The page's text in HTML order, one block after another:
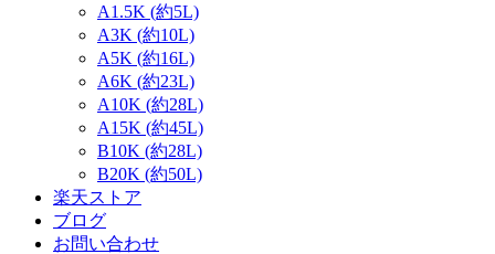
A1.5K (約5L)
A3K (約10L)
A5K (約16L)
A6K (約23L)
A10K (約28L)
A15K (約45L)
B10K (約28L)
B20K (約50L)
楽天ストア
ブログ
お問い合わせ